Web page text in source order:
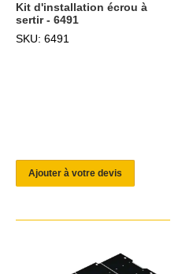
Kit d'installation écrou à
sertir - 6491
SKU: 6491
Ajouter à votre devis